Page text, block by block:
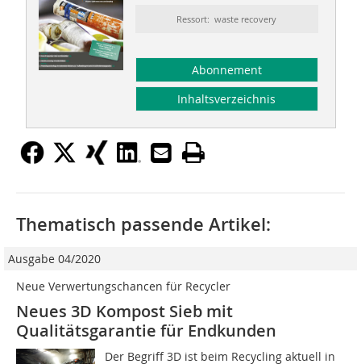
Ressort: waste recovery
Abonnement
Inhaltsverzeichnis
Thematisch passende Artikel:
Ausgabe 04/2020
Neue Verwertungschancen für Recycler
Neues 3D Kompost Sieb mit
Qualitätsgarantie für Endkunden
Der Begriff 3D ist beim Recycling aktuell in